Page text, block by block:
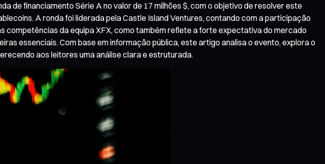
de financiamento Série A no valor de 17 milhões $, com o objetivo de resolver este
A ronda foi liderada pela Castle Island Ventures, contando com a participação
competências da equipa XFX, como também reflete a forte expectativa do mercado
essenciais. Com base em informação pública, este artigo analisa o evento, explora o
aos leitores uma análise clara e estruturada.